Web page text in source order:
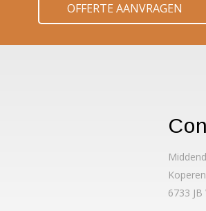
OFFERTE AANVRAGEN
6733